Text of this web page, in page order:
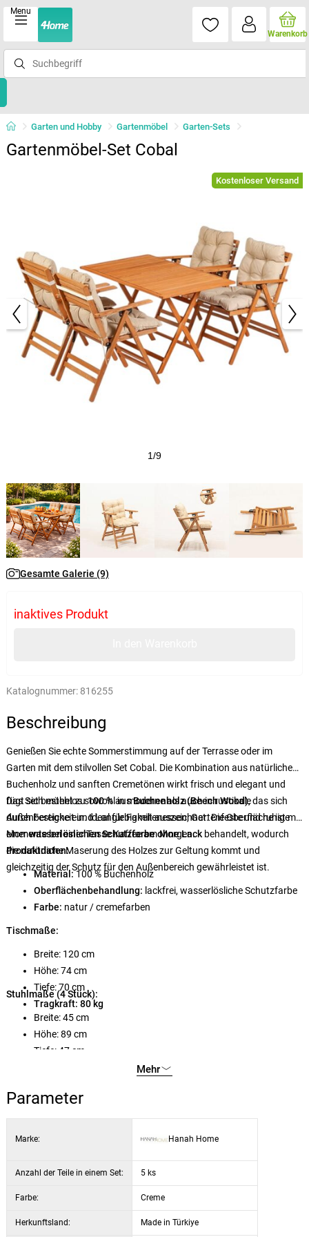
Menu
Warenkorb
Garten und Hobby Gartenmöbel Garten-Sets
Gartenmöbel-Set Cobal
Kostenloser Versand
1/9
Gesamte Galerie (9)
inaktives Produkt
Katalognummer: 816255
Beschreibung
Genießen Sie echte Sommerstimmung auf der Terrasse oder im
Garten mit dem stilvollen Set Cobal. Die Kombination aus natürlichem
Buchenholz und sanften Cremetönen wirkt frisch und elegant und
fügt sich mühelos sowohl in moderne als auch in rustikale
Außenbereiche ein. Ideal für Familienessen, Gartenfeste und ruhige
Momente bei einer Tasse Kaffee am Morgen.
Das Set besteht zu100 %ausBuchenholz (Beech Wood), das sich
durch Festigkeit und Langlebigkeit auszeichnet. Die Oberfläche ist mit
einerwasserlöslichen Schutzfarbe ohne Lackbehandelt, wodurch
die natürliche Maserung des Holzes zur Geltung kommt und
gleichzeitig der Schutz für den Außenbereich gewährleistet ist.
Produktdaten:
Material:100 % Buchenholz
Oberflächenbehandlung: lackfrei, wasserlösliche Schutzfarbe
Farbe: natur / cremefarben
Tischmaße:
Breite: 120 cm
Höhe: 74 cm
Tiefe: 70 cm
Tragkraft: 80 kg
Stuhlmaße (4 Stück):
Breite: 45 cm
Höhe: 89 cm
Tiefe: 47 cm
Tragkraft: 100 kg / StückMehr
Parameter
Marke: Hanah Home
Anzahl der Teile in einem Set: 5 ks
Farbe: Creme
Herkunftsland: Made in Türkiye